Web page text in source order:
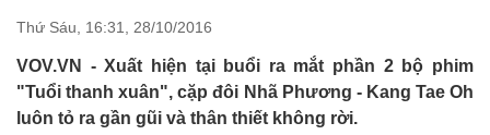
Thứ Sáu, 16:31, 28/10/2016
VOV.VN - Xuất hiện tại buổi ra mắt phần 2 bộ phim
"Tuổi thanh xuân", cặp đôi Nhã Phương - Kang Tae Oh
luôn tỏ ra gần gũi và thân thiết không rời.